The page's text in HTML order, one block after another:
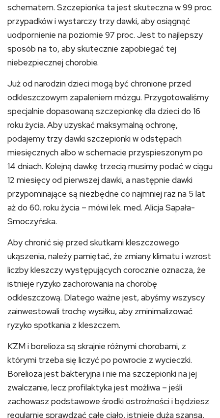
schematem. Szczepionka ta jest skuteczna w 99 proc.
przypadków i wystarczy trzy dawki, aby osiągnąć
uodpornienie na poziomie 97 proc. Jest to najlepszy
sposób na to, aby skutecznie zapobiegać tej
niebezpiecznej chorobie.
Już od narodzin dzieci mogą być chronione przed
odkleszczowym zapaleniem mózgu. Przygotowaliśmy
specjalnie dopasowaną szczepionkę dla dzieci do 16
roku życia. Aby uzyskać maksymalną ochronę,
podajemy trzy dawki szczepionki w odstępach
miesięcznych albo w schemacie przyspieszonym po
14 dniach. Kolejną dawkę trzecią musimy podać w ciągu
12 miesięcy od pierwszej dawki, a następnie dawki
przypominające są niezbędne co najmniej raz na 5 lat
aż do 60. roku życia – mówi lek. med. Alicja Sapała-
Smoczyńska.
Aby chronić się przed skutkami kleszczowego
ukąszenia, należy pamiętać, że zmiany klimatu i wzrost
liczby kleszczy występujących corocznie oznacza, że
istnieje ryzyko zachorowania na chorobę
odkleszczową. Dlatego ważne jest, abyśmy wszyscy
zainwestowali trochę wysiłku, aby zminimalizować
ryzyko spotkania z kleszczem.
KZM i borelioza są skrajnie różnymi chorobami, z
którymi trzeba się liczyć po powrocie z wycieczki.
Borelioza jest bakteryjna i nie ma szczepionki na jej
zwalczanie, lecz profilaktyka jest możliwa – jeśli
zachowasz podstawowe środki ostrożności i będziesz
regularnie sprawdzać całe ciało, istnieje duża szansa,